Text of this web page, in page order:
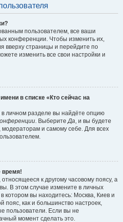
пользователем, все ваши
конференции. Чтобы изменить их,
вверху страницы и перейдите по
изменить все свои настройки и
в списке «Кто сейчас на
личном разделе вы найдёте опцию
. ВыберитеДа, и вы будете
и самому себе. Для всех
время!
к другому часовому поясу, а
В этом случае измените в личных
котором вы находитесь: Москва, Киев и
пояс, как и большинство настроек,
пользователи. Если вы не
момент сделать это.